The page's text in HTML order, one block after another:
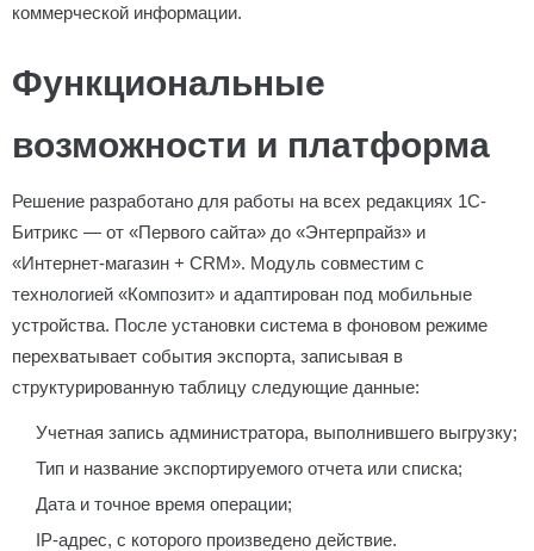
коммерческой информации.
Функциональные
возможности и платформа
Решение разработано для работы на всех редакциях 1С-
Битрикс — от «Первого сайта» до «Энтерпрайз» и
«Интернет-магазин + CRM». Модуль совместим с
технологией «Композит» и адаптирован под мобильные
устройства. После установки система в фоновом режиме
перехватывает события экспорта, записывая в
структурированную таблицу следующие данные:
Учетная запись администратора, выполнившего выгрузку;
Тип и название экспортируемого отчета или списка;
Дата и точное время операции;
IP-адрес, с которого произведено действие.